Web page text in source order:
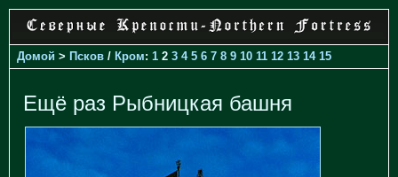
Домой > Псков / Кром: 1 2 3 4 5 6 7 8 9 10 11 12 13 14 15
Ещё раз Рыбницкая башня